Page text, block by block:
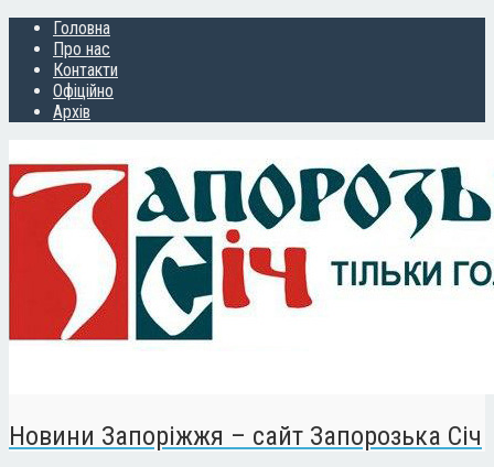
Головна
Про нас
Контакти
Офіційно
Архів
Новини Запоріжжя – сайт Запорозька Січ